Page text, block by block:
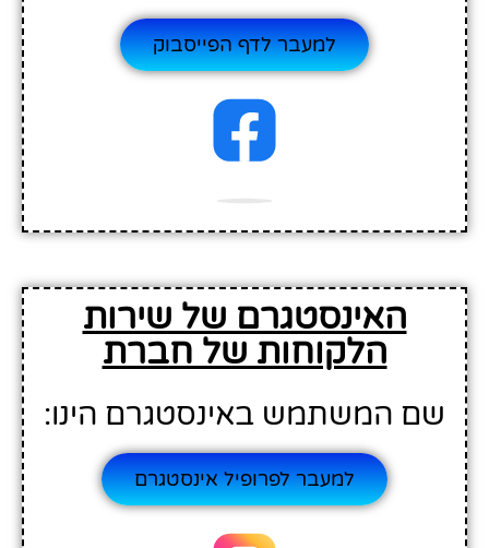
למעבר לדף הפייסבוק
האינסטגרם של שירות
הלקוחות של חברת
שם המשתמש באינסטגרם הינו:
למעבר לפרופיל אינסטגרם